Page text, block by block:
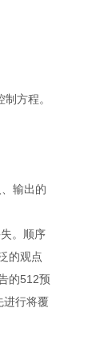
方程。
输出的
。顺序
的观点
的512预
进行将覆